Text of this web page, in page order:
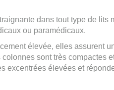
dans tout type de lits
ou paramédicaux.
élevée, elles assurent
sont très compactes
excentrées élevées et